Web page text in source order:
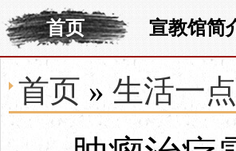
首页 宣教馆简
首页 » 生活一